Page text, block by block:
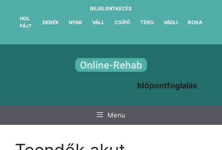
tartalomba
BEJELENTKEZÉS
HOL
FÁJ?
DERÉK NYAK VÁLL CSÍPŐ TÉRD VÁDLI BOKA
Időpontfoglalás
Menu